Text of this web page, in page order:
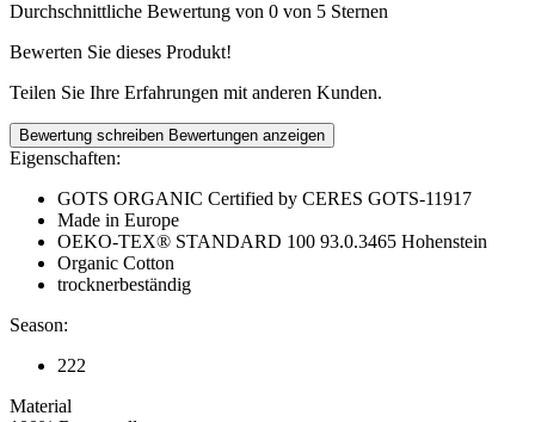
Durchschnittliche Bewertung von 0 von 5 Sternen
Bewerten Sie dieses Produkt!
Teilen Sie Ihre Erfahrungen mit anderen Kunden.
Bewertung schreiben Bewertungen anzeigen
Eigenschaften:
GOTS ORGANIC Certified by CERES GOTS-11917
Made in Europe
OEKO-TEX® STANDARD 100 93.0.3465 Hohenstein
Organic Cotton
trocknerbeständig
Season:
222
Material